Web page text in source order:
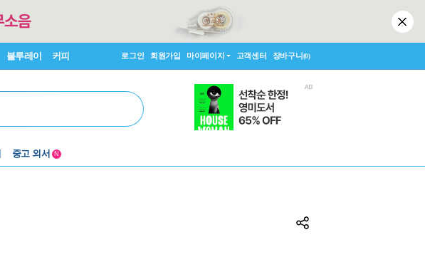
블루레이 커피 로그인 회원가입 마이페이지 고객센터 장바구니(0)
중고 외서
N